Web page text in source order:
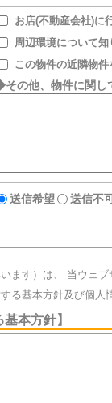
お店(不動産会社)に
周辺環境について知
この物件の近隣物
の他、物件に関し
送信希望 送信不
ます）は、 当ウェ
る基本方針及び個人
本方針】